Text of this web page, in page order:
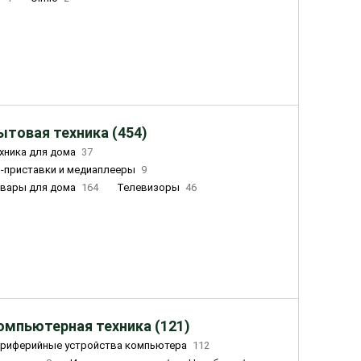
техника (454)
для дома 37
приставки и медиаплееры
9
для дома 164 Телевизоры 46
техника (121)
устройства компьютера 112